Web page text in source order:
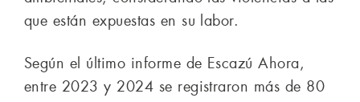
que están expuestas en su labor.
Según el último informe de Escazú Ahora,
entre 2023 y 2024 se registraron más de 80